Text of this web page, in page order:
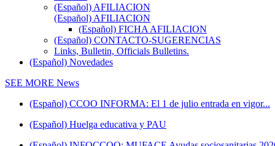
(Español) AFILIACION
(Español) AFILIACION
(Español) FICHA AFILIACION
(Español) CONTACTO-SUGERENCIAS
Links, Bulletin, Officials Bulletins.
(Español) Novedades
SEE MORE News
(Español) CCOO INFORMA: El 1 de julio entrada en vigor...
(Español) Huelga educativa y PAU